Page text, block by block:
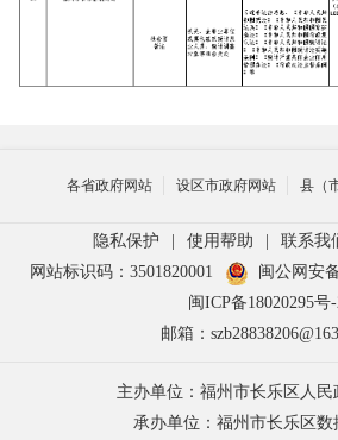
各省政府网站 设区市政府网站 县（
隐私保护 使用帮助 联系我
网站标识码：3501820001
闽公网安
闽ICP备18020295号-
邮箱：
主办单位：福州市长乐区人民
承办单位：福州市长乐区数